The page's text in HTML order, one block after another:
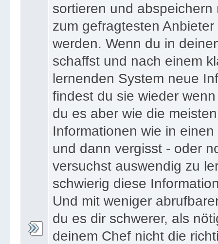
sortieren und
zum gefragtesten
werden. Wenn du in
schaffst und nach einem
lernenden System neue
findest du sie wieder
du es aber wie die
Informationen wie in
und dann vergisst - oder
versuchst auswendig zu
schwierig diese
Und mit weniger
du es dir schwerer, als
deinem Chef nicht die